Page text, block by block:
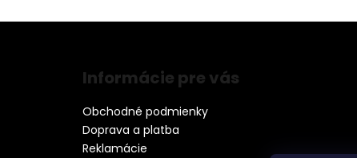
Informácie pre vás
Obchodné podmienky
Doprava a platba
Reklamácie